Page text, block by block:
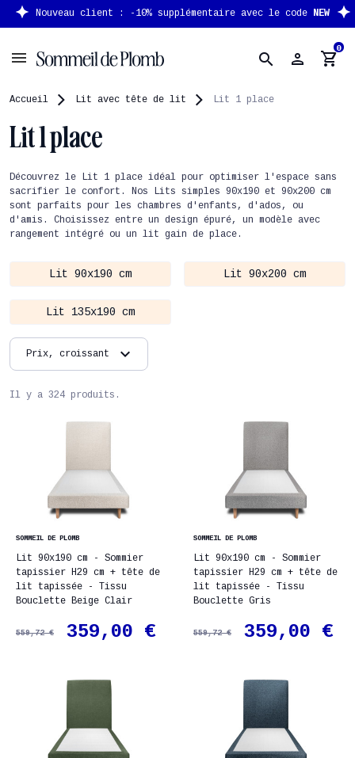
Nouveau client : -10% supplémentaire avec le code NEW
search person shopping_cart0
Accueil Lit avec tête de lit Lit 1 place
Lit 1 place
Découvrez le Lit 1 place idéal pour optimiser l'espace sans
sacrifier le confort. Nos Lits simples 90x190 et 90x200 cm
sont parfaits pour les chambres d'enfants, d'ados, ou
d'amis. Choisissez entre un design épuré, un modèle avec
rangement intégré ou un lit gain de place.
Lit 90x190 cm Lit 90x200 cm
Lit 135x190 cm
Il y a 324 produits.
Prix, croissant expand_more
SOMMEIL DE PLOMB
Lit 90x190 cm - Sommier
tapissier H29 cm + tête de
lit tapissée - Tissu
Bouclette Beige Clair
559,72 € 359,00 €
SOMMEIL DE PLOMB
Lit 90x190 cm - Sommier
tapissier H29 cm + tête de
lit tapissée - Tissu
Bouclette Gris
559,72 € 359,00 €